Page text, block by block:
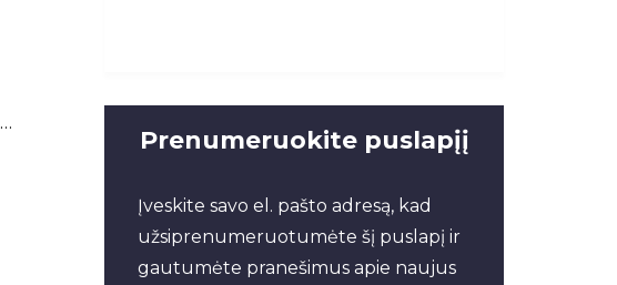
Prenumeruokite puslapįį
Įveskite savo el. pašto adresą, kad
užsiprenumeruotumėte šį puslapį ir
gautumėte pranešimus apie naujus